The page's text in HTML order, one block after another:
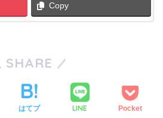
Copy
SHARE
はてブ LINE Pocket